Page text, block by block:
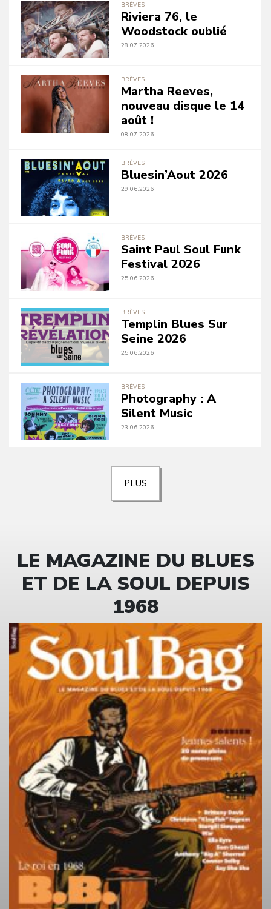
BRÈVES
Riviera 76, le
Woodstock oublié
28.07.2026
BRÈVES
Martha Reeves,
nouveau disque le 14
août !
08.07.2026
BRÈVES
Bluesin’Aout 2026
29.06.2026
BRÈVES
Saint Paul Soul Funk
Festival 2026
25.06.2026
BRÈVES
Templin Blues Sur
Seine 2026
25.06.2026
BRÈVES
Photography : A
Silent Music
23.06.2026
PLUS
LE MAGAZINE DU BLUES
ET DE LA SOUL DEPUIS
1968